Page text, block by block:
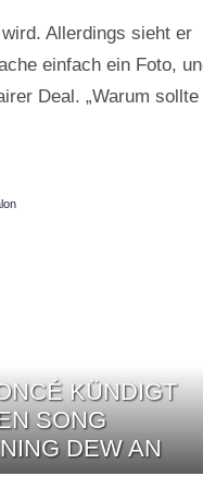
Allerdings sieht er
einfach ein Foto,
Deal. „Warum sollte
KÜNDIGT
SONG
DEW AN